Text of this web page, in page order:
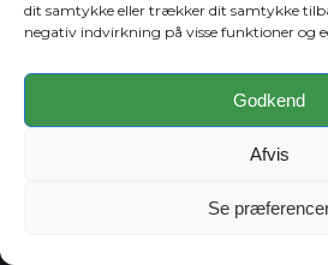
dit samtykke eller trækker dit samtykke
negativ indvirkning på visse funktioner og
Godkend
Afvis
Se
Kontakt redaktionen